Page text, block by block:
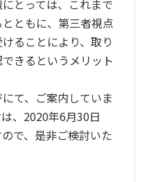
とっては、これまで
ともに、第三者視点
ることにより、取り
きるというメリット
にて、ご案内していま
、2020年6月30日
で、是非ご検討いた